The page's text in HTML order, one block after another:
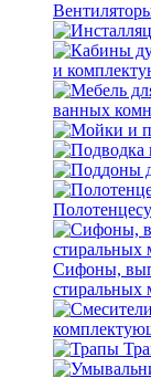
и
ванных
Сифоны,
стиральных